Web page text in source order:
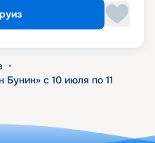
•
Бунин» с 10 июля по 11